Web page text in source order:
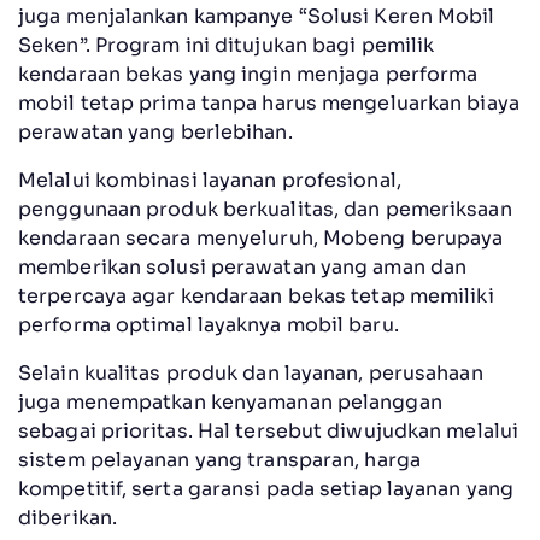
juga menjalankan kampanye “Solusi Keren Mobil
Seken”. Program ini ditujukan bagi pemilik
kendaraan bekas yang ingin menjaga performa
mobil tetap prima tanpa harus mengeluarkan biaya
perawatan yang berlebihan.
Melalui kombinasi layanan profesional,
penggunaan produk berkualitas, dan pemeriksaan
kendaraan secara menyeluruh, Mobeng berupaya
memberikan solusi perawatan yang aman dan
terpercaya agar kendaraan bekas tetap memiliki
performa optimal layaknya mobil baru.
Selain kualitas produk dan layanan, perusahaan
juga menempatkan kenyamanan pelanggan
sebagai prioritas. Hal tersebut diwujudkan melalui
sistem pelayanan yang transparan, harga
kompetitif, serta garansi pada setiap layanan yang
diberikan.